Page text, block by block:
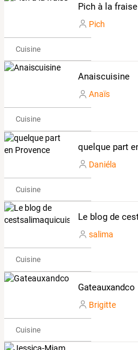
Pich à la fraise
Pich
Cuisine
Anaiscuisine
Anaïs
Cuisine
Daniéla
Cuisine
salima
Cuisine
Gateauxandco
Brigitte
Cuisine